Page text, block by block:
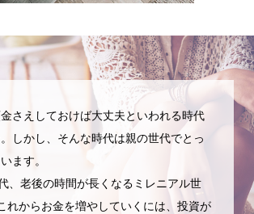
さえしておけば大丈夫といわれる時代
しかし、そんな時代は親の世代でとっ
ます。
、老後の時間が長くなるミレニアル世
れからお金を増やしていくには、投資が